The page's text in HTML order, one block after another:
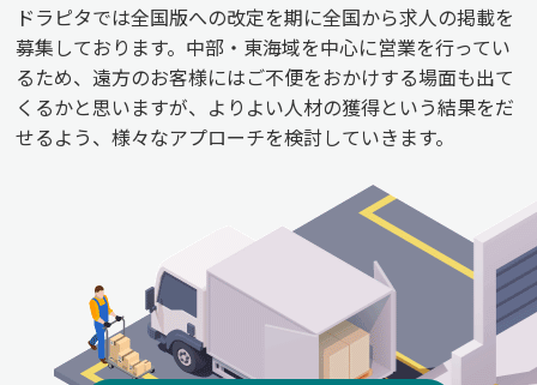
ドラピタでは全国版への改定を期に全国から求人の掲載を
募集しております。中部・東海域を中心に営業を行ってい
るため、遠方のお客様にはご不便をおかけする場面も出て
くるかと思いますが、よりよい人材の獲得という結果をだ
せるよう、様々なアプローチを検討していきます。